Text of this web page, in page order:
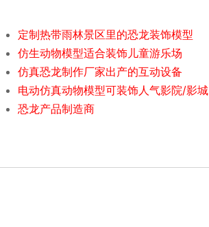
定制热带雨林景区里的恐龙装饰模型
仿生动物模型适合装饰儿童游乐场
仿真恐龙制作厂家出产的互动设备
电动仿真动物模型可装饰人气影院/影城
恐龙产品制造商